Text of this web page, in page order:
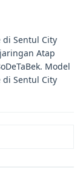
Sentul City
Atap
Model
Sentul City